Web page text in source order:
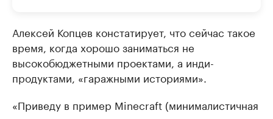
Алексей Копцев констатирует, что сейчас такое
время, когда хорошо заниматься не
высокобюджетными проектами, а инди-
продуктами, «гаражными историями».
«Приведу в пример Minecraft (минималистичная